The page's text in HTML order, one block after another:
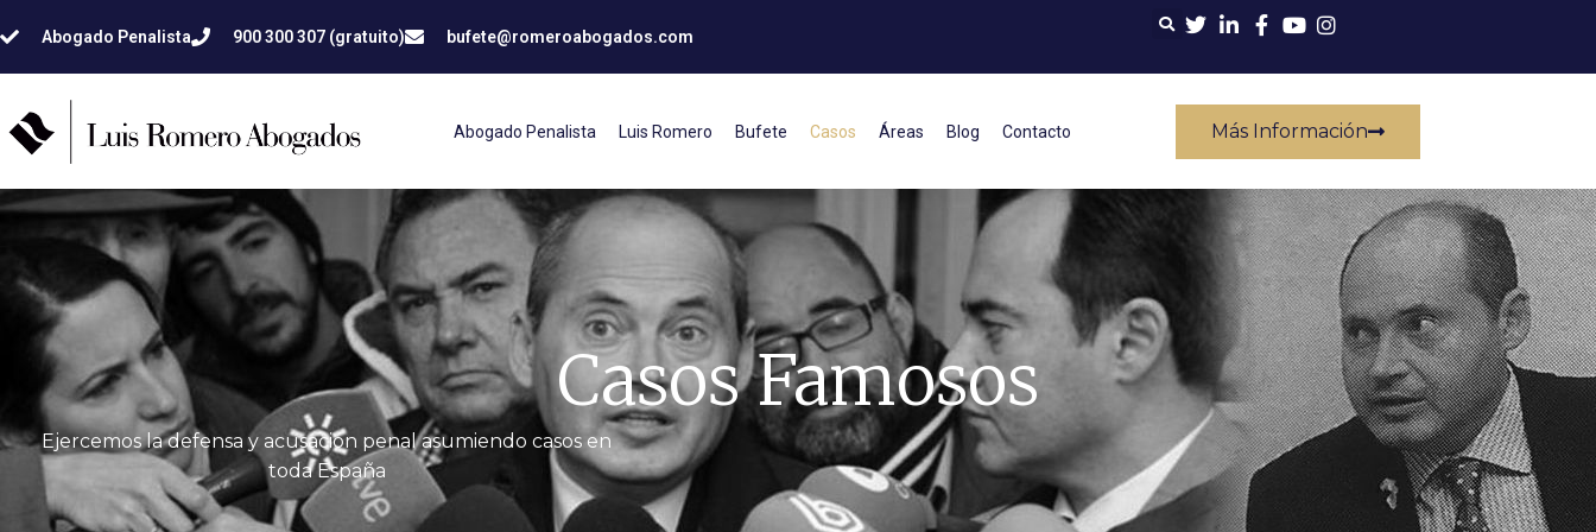
Abogado Penalista 900 300 307 (gratuito) bufete@romeroabogados.com
Abogado Penalista Luis Romero Bufete Casos Áreas Blog Contacto Más Información
Casos Famosos
Ejercemos la defensa y acusación penal asumiendo casos en
toda España